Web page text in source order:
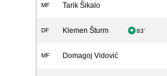
MF Tarik Šikalo
DF Klemen Šturm 83'
MF Domagoj Vidović